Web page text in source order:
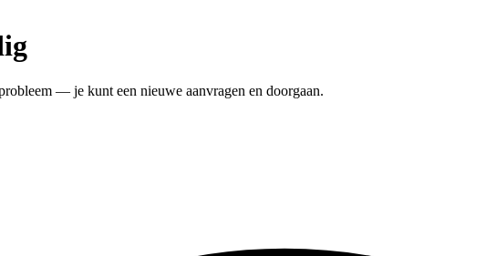
— je kunt een nieuwe aanvragen en doorgaan.